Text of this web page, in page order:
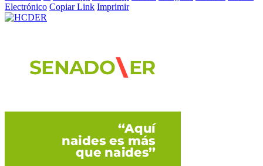
Electrónico Copiar Link Imprimir